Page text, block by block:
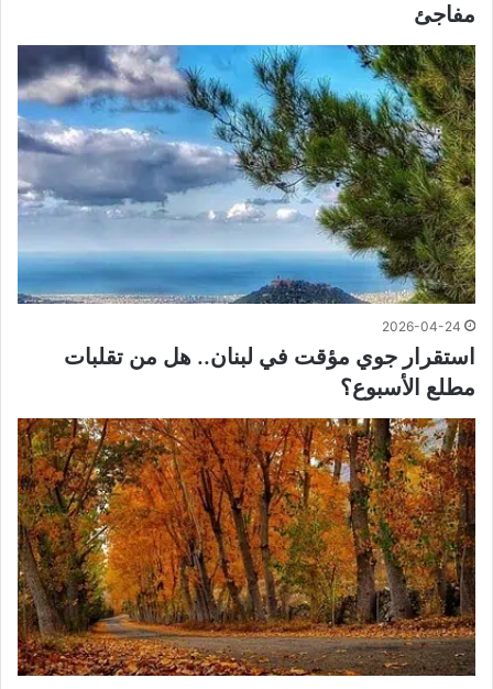
مفاجئ
2026-04-24
استقرار جوي مؤقت في لبنان.. هل من تقلبات
مطلع الأسبوع؟